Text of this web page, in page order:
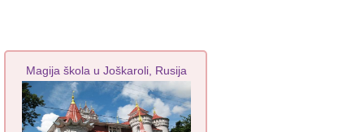
Magija škola u Joškaroli, Rusija